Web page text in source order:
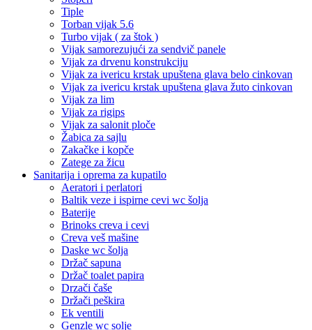
Tiple
Torban vijak 5.6
Turbo vijak ( za štok )
Vijak samorezujući za sendvič panele
Vijak za drvenu konstrukciju
Vijak za ivericu krstak upuštena glava belo cinkovan
Vijak za ivericu krstak upuštena glava žuto cinkovan
Vijak za lim
Vijak za rigips
Vijak za salonit ploče
Žabica za sajlu
Zakačke i kopče
Zatege za žicu
Sanitarija i oprema za kupatilo
Aeratori i perlatori
Baltik veze i ispirne cevi wc šolja
Baterije
Brinoks creva i cevi
Creva veš mašine
Daske wc šolja
Držač sapuna
Držač toalet papira
Drzači čaše
Držači peškira
Ek ventili
Genzle wc solje